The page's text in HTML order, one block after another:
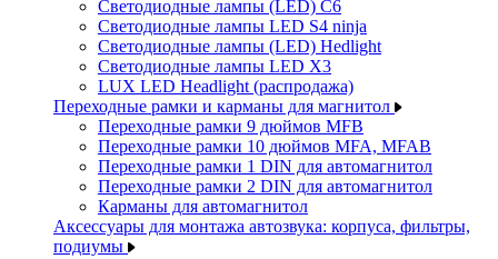
Светодиодные лампы (LED) C6
Светодиодные лампы LED S4 ninja
Светодиодные лампы (LED) Hedlight
Светодиодные лампы LED X3
LUX LED Headlight (распродажа)
Переходные рамки и карманы для магнитол
Переходные рамки 9 дюймов MFB
Переходные рамки 10 дюймов MFA, MFAB
Переходные рамки 1 DIN для автомагнитол
Переходные рамки 2 DIN для автомагнитол
Карманы для автомагнитол
Аксессуары для монтажа автозвука: корпуса, фильтры,
подиумы